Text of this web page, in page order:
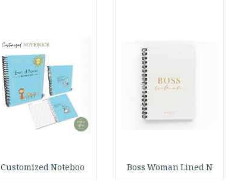
Boss Woman Lined N
Customized Noteboo